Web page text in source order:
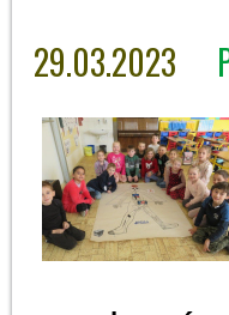
29.03.2023